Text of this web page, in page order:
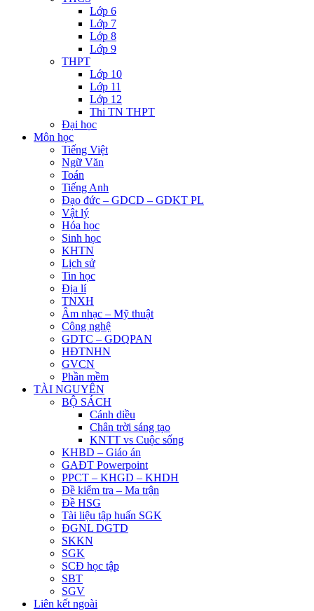
Lớp 6
Lớp 7
Lớp 8
Lớp 9
THPT
Lớp 10
Lớp 11
Lớp 12
Thi TN THPT
Đại học
Môn học
Tiếng Việt
Ngữ Văn
Toán
Tiếng Anh
Đạo đức – GDCD – GDKT PL
Vật lý
Hóa học
Sinh học
KHTN
Lịch sử
Tin học
Địa lí
TNXH
Âm nhạc – Mỹ thuật
Công nghệ
GDTC – GDQPAN
HĐTNHN
GVCN
Phần mềm
TÀI NGUYÊN
BỘ SÁCH
Cánh diều
Chân trời sáng tạo
KNTT vs Cuộc sống
KHBD – Giáo án
GAĐT Powerpoint
PPCT – KHGD – KHDH
Đề kiểm tra – Ma trận
Đề HSG
Tài liệu tập huấn SGK
ĐGNL DGTD
SKKN
SGK
SCĐ học tập
SBT
SGV
Liên kết ngoài